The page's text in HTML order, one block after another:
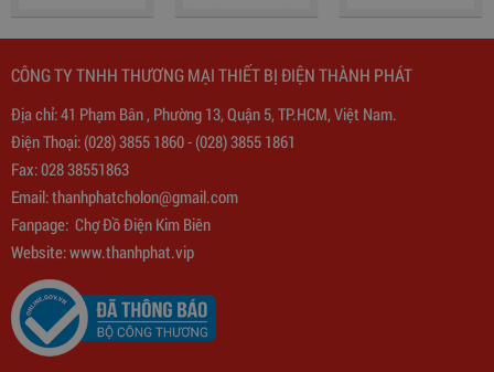
Biến Áp Đổi Nguồn DN020
775,000đ
CÔNG TY TNHH THƯƠNG MẠI THIẾT BỊ ĐIỆN THÀNH PHÁT
Địa chỉ: 41 Phạm Bân , Phường 13, Quận 5, TP.HCM, Việt Nam.
Điện Thoại: (028) 3855 1860- (028) 3855 1861
Fax: 028 38551863
Email:thanhphatcholon@gmail.com
Fanpage: Chợ Đồ Điện Kim Biên
Website: www.thanhphat.vip